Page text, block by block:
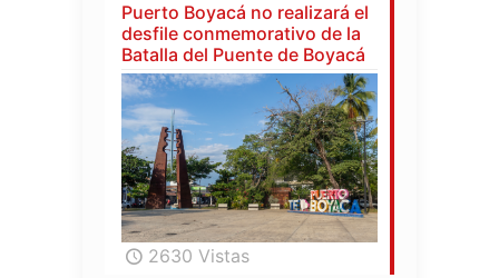
Puerto Boyacá no realizará el
desfile conmemorativo de la
Batalla del Puente de Boyacá
2630 Vistas